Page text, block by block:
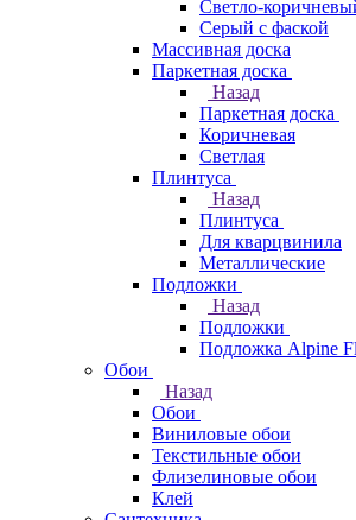
Светло-
Серый с фаской
Массивная доска
Паркетная доска
Назад
Паркетная доска
Коричневая
Светлая
Плинтуса
Назад
Плинтуса
Для кварцвинила
Металлические
Подложки
Назад
Подложки
Подложка Alpine
Обои
Назад
Обои
Виниловые обои
Текстильные обои
Флизелиновые обои
Клей